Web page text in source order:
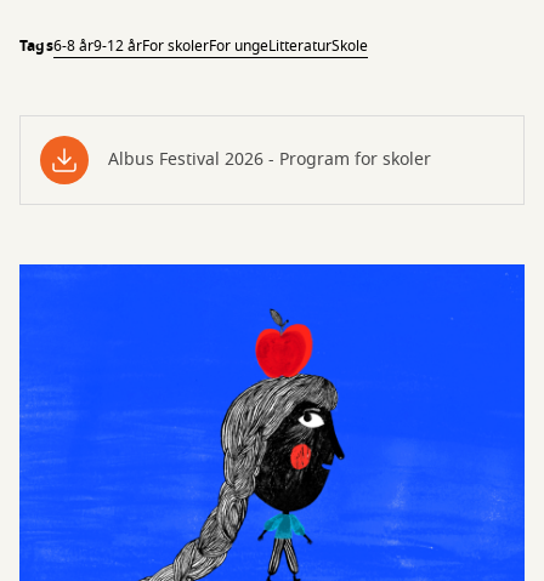
Tags6-8 år9-12 årFor skolerFor ungeLitteraturSkole
Albus Festival 2026 - Program for skoler